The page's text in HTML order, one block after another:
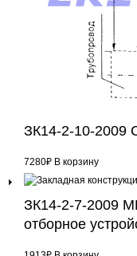
ЗК14-2-10-2009
7280₽ В корзину
ЗК14-2-7-2009
отборное